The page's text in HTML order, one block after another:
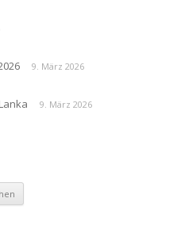
9. März 2026
9. März 2026